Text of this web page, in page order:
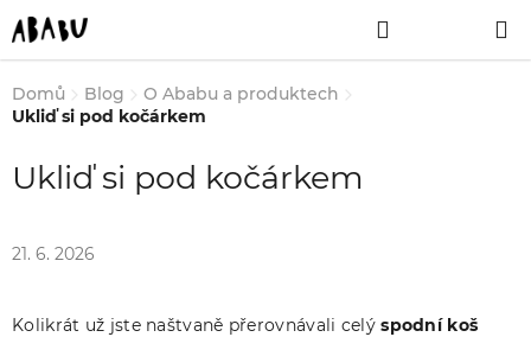
Přejít
na
obsah
NÁKUPNÍ
KOŠÍK
Domů
Blog
O Ababu a produktech
Ukliď si pod kočárkem
Ukliď si pod kočárkem
21. 6. 2026
Kolikrát už jste naštvaně přerovnávali celýspodní koš